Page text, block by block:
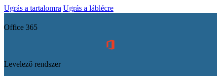
Ugrás a tartalomra Ugrás a láblécre
Office 365
Levelező rendszer